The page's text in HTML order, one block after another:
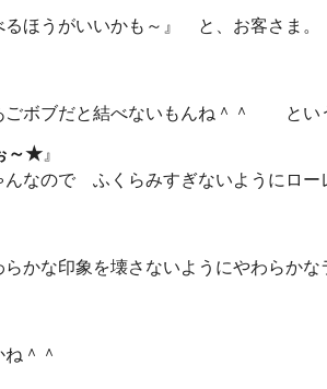
るほうがいいかも～』 と、お客さま。
ボブだと結べないもんね＾＾ とい
～★ 』
ので ふくらみすぎないようにロー
かな印象を壊さないようにやわらかな
＾＾